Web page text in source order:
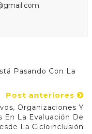
Pasando Con La
Post anteriores
Organizaciones Y
En La Evaluación De
La Cicloinclusión